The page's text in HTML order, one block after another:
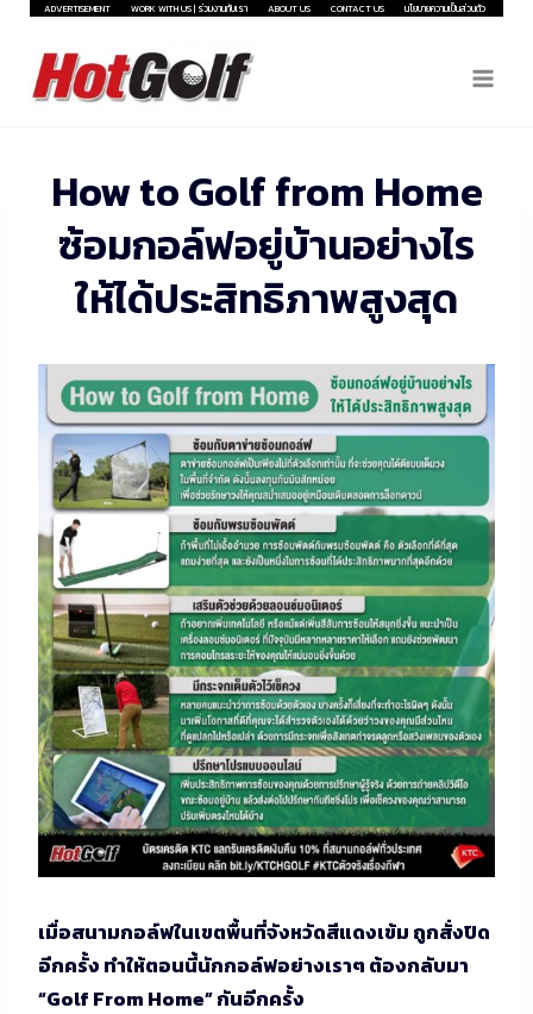
Skip
content
ADVERTISEMENT WORK WITH US | ร่วมงานกับเรา ABOUT US CONTACT US นโยบายความเป็นส่วนตัว
How to Golf from Home
ซ้อมกอล์ฟอยู่บ้านอย่างไร
ให้ได้ประสิทธิภาพสูงสุด
เมื่อสนามกอล์ฟในเขตพื้นที่จังหวัดสีแดงเข้ม ถูกสั่งปิด
อีกครั้ง ทำให้ตอนนี้นักกอล์ฟอย่างเราๆ ต้องกลับมา
“Golf From Home” กันอีกครั้ง